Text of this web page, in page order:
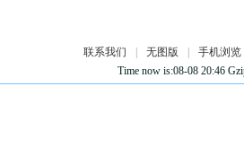
联系我们 无图版 手机浏览
Time now is:08-08 20:46